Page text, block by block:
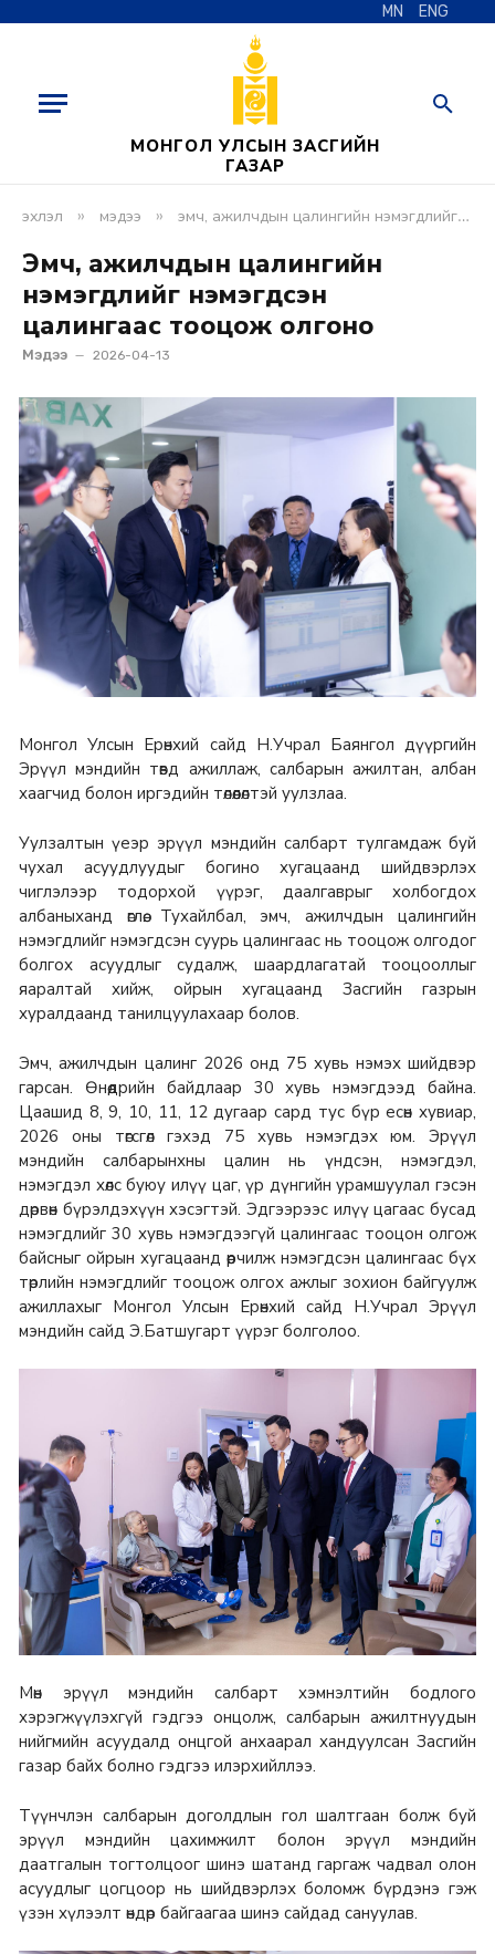
MN ENG
МОНГОЛ УЛСЫН ЗАСГИЙН
ГАЗАР
эхлэл » мэдээ » эмч, ажилчдын цалингийн нэмэгдлийг нэмэгдсэн цалингаас тооцож олгоно
Эмч, ажилчдын цалингийн
нэмэгдлийг нэмэгдсэн
цалингаас тооцож олгоно
Мэдээ 2026-04-13
Монгол Улсын Ерөнхий сайд Н.Учрал Баянгол дүүргийн
Эрүүл мэндийн төвд ажиллаж, салбарын ажилтан, албан
хаагчид болон иргэдийн төлөөлөлтэй уулзлаа.
Уулзалтын үеэр эрүүл мэндийн салбарт тулгамдаж буй
чухал асуудлуудыг богино хугацаанд шийдвэрлэх
чиглэлээр тодорхой үүрэг, даалгаврыг холбогдох
албаныханд өглөө. Тухайлбал, эмч, ажилчдын цалингийн
нэмэгдлийг нэмэгдсэн суурь цалингаас нь тооцож олгодог
болгох асуудлыг судалж, шаардлагатай тооцооллыг
яаралтай хийж, ойрын хугацаанд Засгийн газрын
хуралдаанд танилцуулахаар болов.
Эмч, ажилчдын цалинг 2026 онд 75 хувь нэмэх шийдвэр
гарсан. Өнөөдрийн байдлаар 30 хувь нэмэгдээд байна.
Цаашид 8, 9, 10, 11, 12 дугаар сард тус бүр есөн хувиар,
2026 оны төгсгөл гэхэд 75 хувь нэмэгдэх юм. Эрүүл
мэндийн салбарынхны цалин нь үндсэн, нэмэгдэл,
нэмэгдэл хөлс буюу илүү цаг, үр дүнгийн урамшуулал гэсэн
дөрвөн бүрэлдэхүүн хэсэгтэй. Эдгээрээс илүү цагаас бусад
нэмэгдлийг 30 хувь нэмэгдээгүй цалингаас тооцон олгож
байсныг ойрын хугацаанд өөрчилж нэмэгдсэн цалингаас бүх
төрлийн нэмэгдлийг тооцож олгох ажлыг зохион байгуулж
ажиллахыг Монгол Улсын Ерөнхий сайд Н.Учрал Эрүүл
мэндийн сайд Э.Батшугарт үүрэг болголоо.
Мөн эрүүл мэндийн салбарт хэмнэлтийн бодлого
хэрэгжүүлэхгүй гэдгээ онцолж, салбарын ажилтнуудын
нийгмийн асуудалд онцгой анхаарал хандуулсан Засгийн
газар байх болно гэдгээ илэрхийллээ.
Түүнчлэн салбарын доголдлын гол шалтгаан болж буй
эрүүл мэндийн цахимжилт болон эрүүл мэндийн
даатгалын тогтолцоог шинэ шатанд гаргаж чадвал олон
асуудлыг цогцоор нь шийдвэрлэх боломж бүрдэнэ гэж
үзэн хүлээлт өндөр байгаагаа шинэ сайдад сануулав.